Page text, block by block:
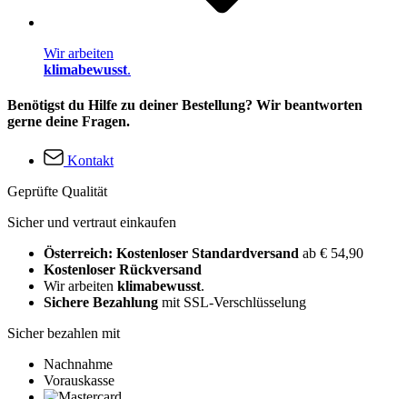
Wir arbeiten
klimabewusst.
Benötigst du Hilfe zu deiner Bestellung? Wir beantworten
gerne deine Fragen.
Kontakt
Geprüfte Qualität
Sicher und vertraut einkaufen
Österreich: Kostenloser Standardversand ab € 54,90
Kostenloser Rückversand
Wir arbeiten klimabewusst.
Sichere Bezahlung mit SSL-Verschlüsselung
Sicher bezahlen mit
Nachnahme
Vorauskasse